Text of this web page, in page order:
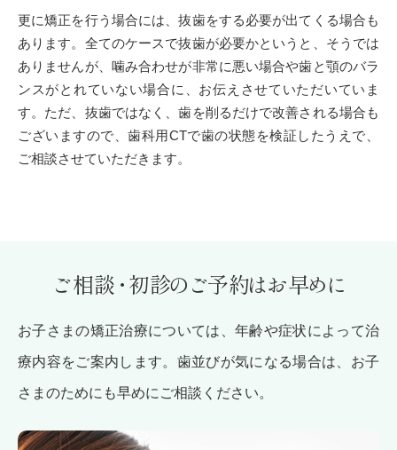
更に矯正を行う場合には、抜歯をする必要が出てくる場合も
あります。全てのケースで抜歯が必要かというと、そうでは
ありませんが、噛み合わせが非常に悪い場合や歯と顎のバラ
ンスがとれていない場合に、お伝えさせていただいていま
す。ただ、抜歯ではなく、歯を削るだけで改善される場合も
ございますので、歯科用CTで歯の状態を検証したうえで、
ご相談させていただきます。
ご相談・初診のご予約はお早めに
お子さまの矯正治療については、年齢や症状によって治
療内容をご案内します。歯並びが気になる場合は、お子
さまのためにも早めにご相談ください。